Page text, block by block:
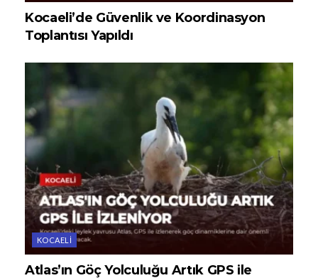
Kocaeli’de Güvenlik ve Koordinasyon
Toplantısı Yapıldı
KOCAELI
Atlas’ın Göç Yolculuğu Artık GPS ile